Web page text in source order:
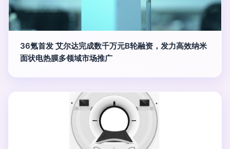
36氪首发 艾尔达完成数千万元B轮融资，发力高效纳米
面状电热膜多领域市场推广